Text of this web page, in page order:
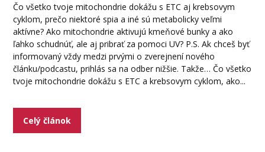
Čo všetko tvoje mitochondrie dokážu s ETC aj krebsovym
cyklom, prečo niektoré spia a iné sú metabolicky veľmi
aktívne? Ako mitochondrie aktivujú kmeňové bunky a ako
ľahko schudnúť, ale aj pribrať za pomoci UV? P.S. Ak chceš byť
informovaný vždy medzi prvými o zverejnení nového
článku/podcastu, prihlás sa na odber nižšie. Takže… Čo všetko
tvoje mitochondrie dokážu s ETC a krebsovym cyklom, ako...
Celý článok